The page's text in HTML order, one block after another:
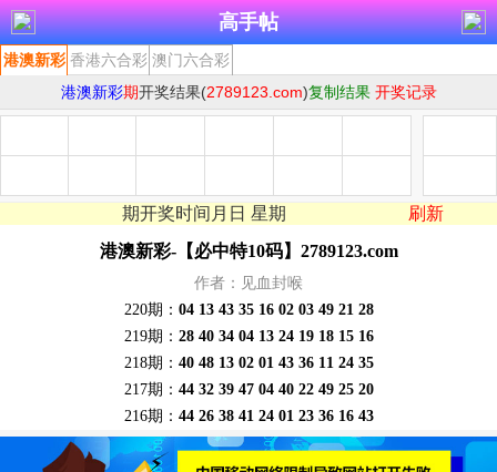
高手帖
港澳新彩-【必中特10码】2789123.com
作者：见血封喉
220期： 04 13 43 35 16 02 03 49 21 28
219期： 28 40 34 04 13 24 19 18 15 16
218期： 40 48 13 02 01 43 36 11 24 35
217期： 44 32 39 47 04 40 22 49 25 20
216期： 44 26 38 41 24 01 23 36 16 43